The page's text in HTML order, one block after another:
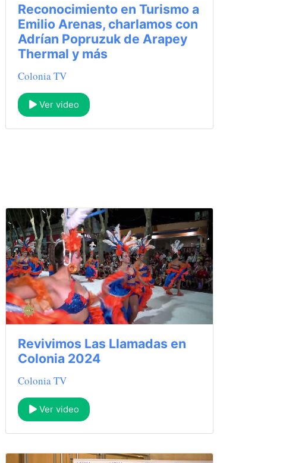
Reconocimiento en Turismo a
Emilio Arenas, charlamos con
Adrían Popruzuk de Arapey
Thermal y más
Colonia TV
Ver video
Revivimos Las Llamadas en
Colonia 2024
Colonia TV
Ver video